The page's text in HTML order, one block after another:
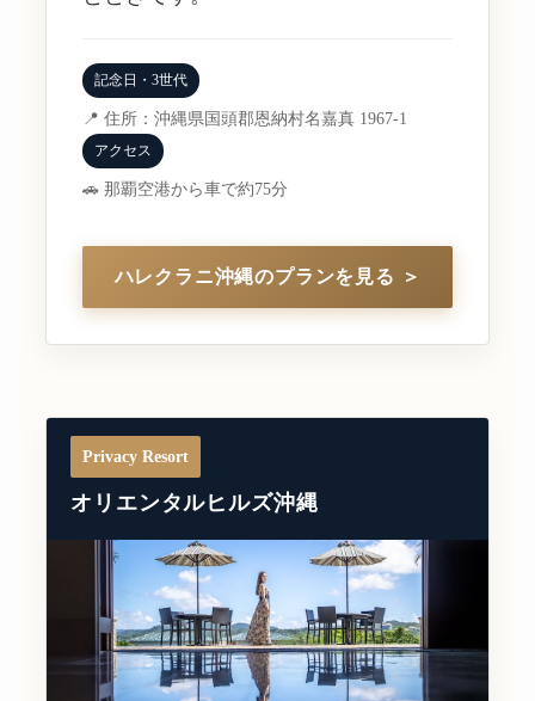
記念日・3世代
📍 住所：沖縄県国頭郡恩納村名嘉真 1967-1
アクセス
🚗 那覇空港から車で約75分
ハレクラニ沖縄のプランを見る ＞
Privacy Resort
オリエンタルヒルズ沖縄